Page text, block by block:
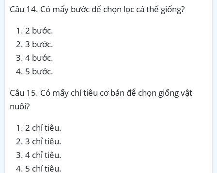
Câu 14. Có mấy bước để chọn lọc cá thể giống?
2 bước.
3 bước.
4 bước.
5 bước.
Câu 15. Có mấy chỉ tiêu cơ bản để chọn giống vật
nuôi?
2 chỉ tiêu.
3 chỉ tiêu.
4 chỉ tiêu.
5 chỉ tiêu.